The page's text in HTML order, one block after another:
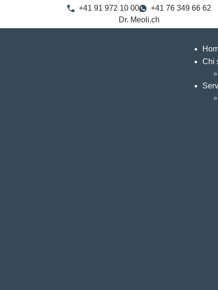
+41 91 972 10 00
+41 76 349 66 62
Dr. Meoli.ch
Chi